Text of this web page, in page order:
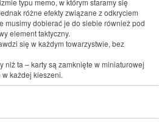
typu memo, w którym staramy się
różne efekty związane z odkryciem
musimy dobierać je do siebie również pod
element taktyczny.
się w każdym towarzystwie, bez
niż ta – karty są zamknięte w miniaturowej
każdej kieszeni.